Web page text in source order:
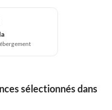
sélectionnés dans